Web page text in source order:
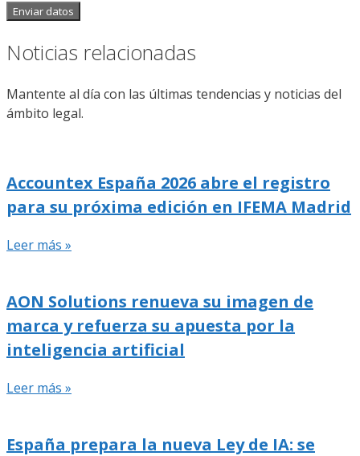
Enviar datos
Noticias relacionadas
Mantente al día con las últimas tendencias y noticias del
ámbito legal.
Accountex España 2026 abre el registro
para su próxima edición en IFEMA Madrid
Leer más »
AON Solutions renueva su imagen de
marca y refuerza su apuesta por la
inteligencia artificial
Leer más »
España prepara la nueva Ley de IA: se